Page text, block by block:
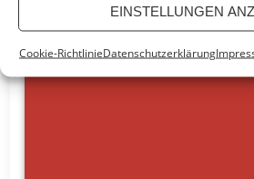
EINSTELLUNGEN
Cookie-RichtlinieDatenschutzerklärung